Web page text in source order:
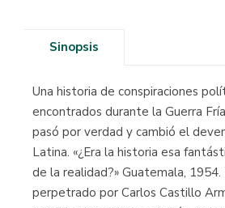
Sinopsis
Una historia de conspiraciones
encontrados durante la Guerra
pasó por verdad y cambió el
Latina. «¿Era la historia esa
de la realidad?» Guatemala,
perpetrado por Carlos Castillo